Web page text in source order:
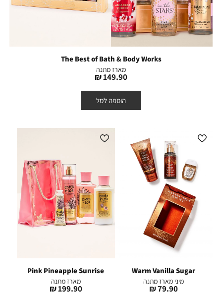
The Best of Bath & Body Works
מארז מתנה
מחיר
149.90 ₪
הוספה לסל
Warm Vanilla Sugar
מיני מארז מתנה
מחיר
79.90 ₪
Pink Pineapple Sunrise
מארז מתנה
מחיר
199.90 ₪